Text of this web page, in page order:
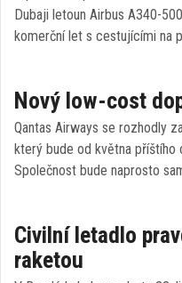
Dubaji letoun Airbus A340-
komerční let s cestujícími na
Nový low-cost
Qantas Airways se rozhodly
který bude od května příštího
Společnost bude naprosto
Civilní letadlo
raketou